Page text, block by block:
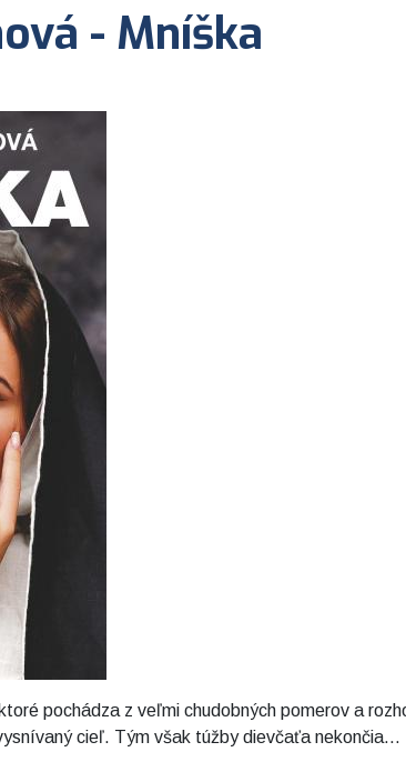
- Mníška
pochádza z veľmi chudobných pomerov a
cieľ. Tým však túžby dievčaťa nekončia...